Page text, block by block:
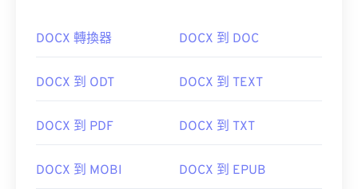
DOCX 轉換器 DOCX 到 DOC
DOCX 到 ODT DOCX 到 TEXT
DOCX 到 PDF DOCX 到 TXT
DOCX 到 MOBI DOCX 到 EPUB